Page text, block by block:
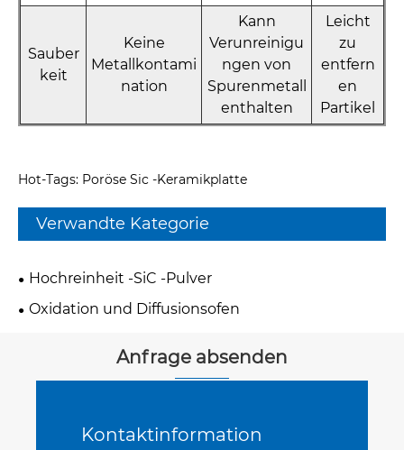
Sauber
keit
Keine
Metallkontami
nation
Kann
Verunreinigu
ngen von
Spurenmetall
enthalten
Leicht
zu
entfern
en
Partikel
Hot-Tags: Poröse Sic -Keramikplatte
Verwandte Kategorie
Hochreinheit -SiC -Pulver
Oxidation und Diffusionsofen
Anfrage absenden
Kontaktinformation